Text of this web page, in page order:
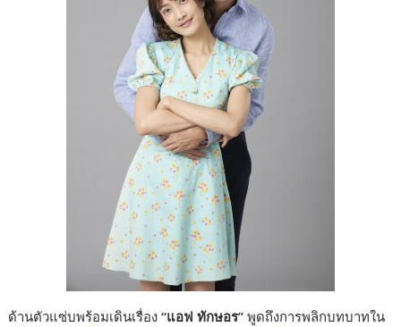
ด้านตัวแซ่บพร้อมเดินเรื่อง“แอฟ ทักษอร” พูดถึงการพลิกบทบาทใน